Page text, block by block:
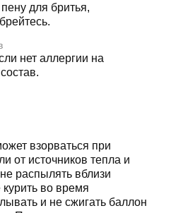
для бритья,
нет аллергии на
взорваться при
от источников тепла и
распылять вблизи
курить во время
и не сжигать баллон